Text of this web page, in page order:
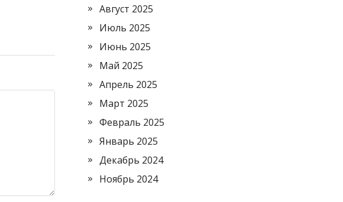
Август 2025
Июль 2025
Июнь 2025
Май 2025
Апрель 2025
Март 2025
Февраль 2025
Январь 2025
Декабрь 2024
Ноябрь 2024